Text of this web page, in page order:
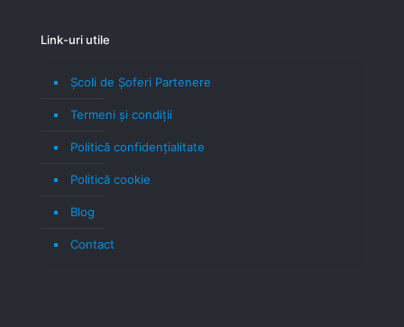
Link-uri utile
Școli de Șoferi Partenere
Termeni şi condiţii
Politică confidenţialitate
Politică cookie
Blog
Contact